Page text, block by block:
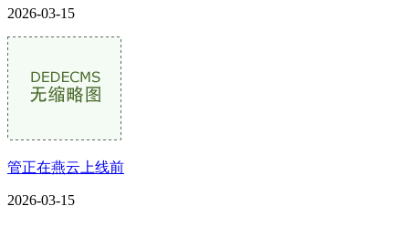
2026-03-15
管正在燕云上线前
2026-03-15